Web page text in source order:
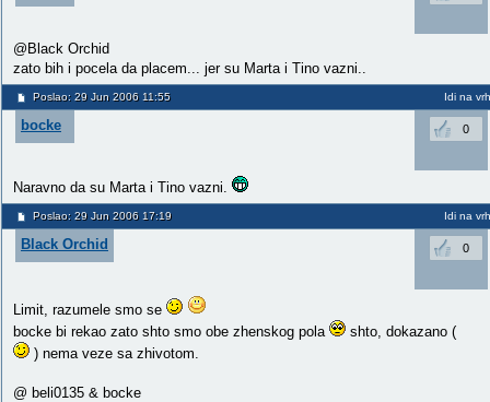
@Black Orchid
zato bih i pocela da placem... jer su Marta i Tino vazni..
Poslao: 29 Jun 2006 11:55 Idi na vrh
bocke 0
Naravno da su Marta i Tino vazni.
Poslao: 29 Jun 2006 17:19 Idi na vrh
Black Orchid 0
Limit, razumele smo se
bocke bi rekao zato shto smo obe zhenskog pola
shto, dokazano (
) nema veze sa zhivotom.
@ beli0135 & bocke